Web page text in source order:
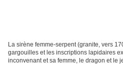
La sirène femme-serpent (granite, vers
gargouilles et les inscriptions lapidaires
inconvenant et sa femme, le dragon et le